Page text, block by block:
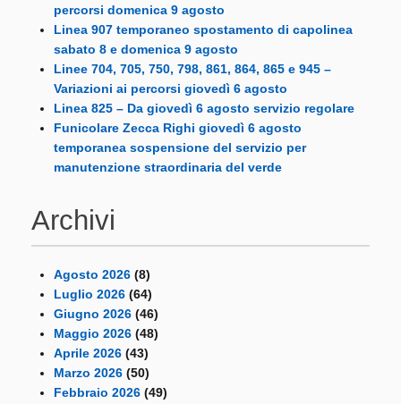
percorsi domenica 9 agosto
Linea 907 temporaneo spostamento di capolinea
sabato 8 e domenica 9 agosto
Linee 704, 705, 750, 798, 861, 864, 865 e 945 –
Variazioni ai percorsi giovedì 6 agosto
Linea 825 – Da giovedì 6 agosto servizio regolare
Funicolare Zecca Righi giovedì 6 agosto
temporanea sospensione del servizio per
manutenzione straordinaria del verde
Archivi
Agosto 2026 (8)
Luglio 2026 (64)
Giugno 2026 (46)
Maggio 2026 (48)
Aprile 2026 (43)
Marzo 2026 (50)
Febbraio 2026 (49)